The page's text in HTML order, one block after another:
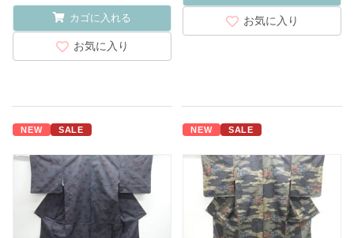
カゴに入れる
お気に入り
お気に入り
NEW SALE NEW SALE